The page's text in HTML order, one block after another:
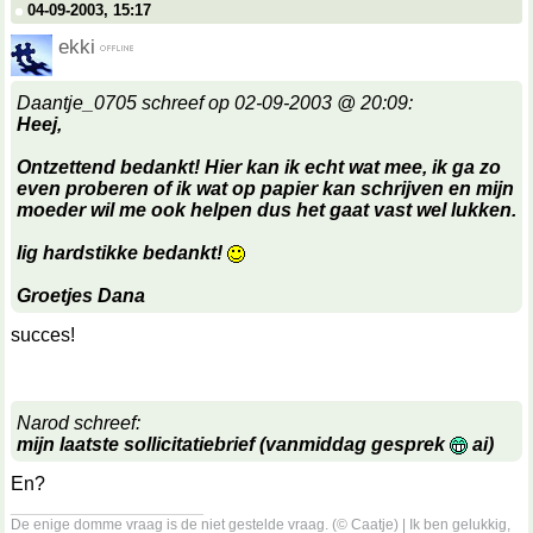
04-09-2003, 15:17
ekki
Daantje_0705 schreef op 02-09-2003 @ 20:09:
Heej,
Ontzettend bedankt! Hier kan ik echt wat mee, ik ga zo
even proberen of ik wat op papier kan schrijven en mijn
moeder wil me ook helpen dus het gaat vast wel lukken.
Iig hardstikke bedankt!
Groetjes Dana
succes!
Narod schreef:
mijn laatste sollicitatiebrief (vanmiddag gesprek
ai)
En?
De enige domme vraag is de niet gestelde vraag. (© Caatje) | Ik ben gelukkig,